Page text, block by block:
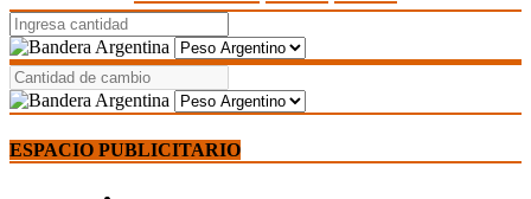
ESPACIO PUBLICITARIO